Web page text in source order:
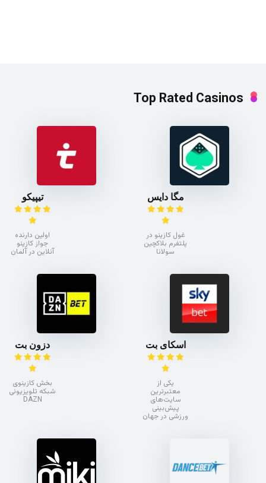
Top Rated Casinos
مگا دایس
غول کازینو در
پلتفرم بلاکچین
سولانا
تیپیکو
اولین دارنده
جواز کازینو
آنلاین در آلمان
اسکای بت
یکی از
معتبرترین
سایت‌های
پیش‌بینی
ورزشی در جهان
دزون بت
بخش کازینوی
شبکه تلویزیونی
DAZN